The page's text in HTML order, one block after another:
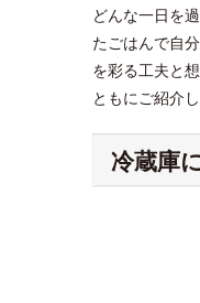
どんな一日を
たごはんで自
を彩る工夫と
ともにご紹介し
冷蔵庫